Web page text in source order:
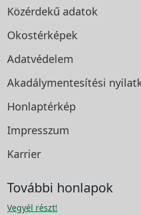
Közérdekű adatok
Okostérképek
Adatvédelem
Akadálymentesítési
Honlaptérkép
Impresszum
Karrier
További honlapok
Vegyél részt!